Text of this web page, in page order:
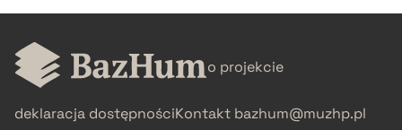
pobierz cytat
CZYSTY TEKST
pobierz cytat
BIBTEX
o projekcie
deklaracja dostępnościKontakt bazhum@muzhp.pl